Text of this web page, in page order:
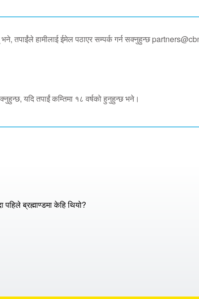
तपाईंले हामीलाई ईमेल पठाएर सम्पर्क गर्न सक्नुहुन्छ
यदि तपाईं कम्तिमा १८ वर्षको हुनुहुन्छ भने।
पहिले ब्रह्माण्डमा केहि थियो?